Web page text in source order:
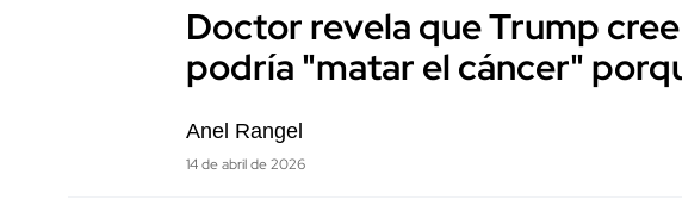
Doctor revela que Trump
podría "matar el cáncer"
Anel Rangel
14 de abril de 2026